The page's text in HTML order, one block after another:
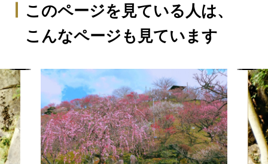
このページを見ている人は、
こんなページも見ています